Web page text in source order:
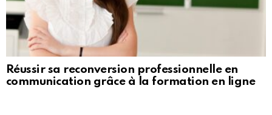
Réussir sa reconversion professionnelle en
communication grâce à la formation en ligne